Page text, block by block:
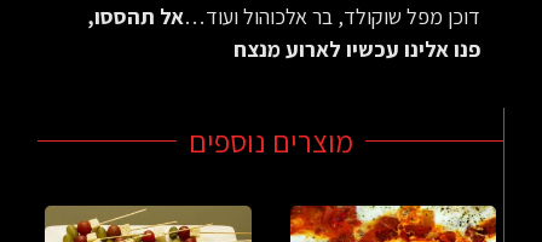
דוכן מפל שוקולד, בר אלכוהול ועוד…אל תהססו,
פנו אלינו עכשיו לארוע מנצח
מוצרים נוספים